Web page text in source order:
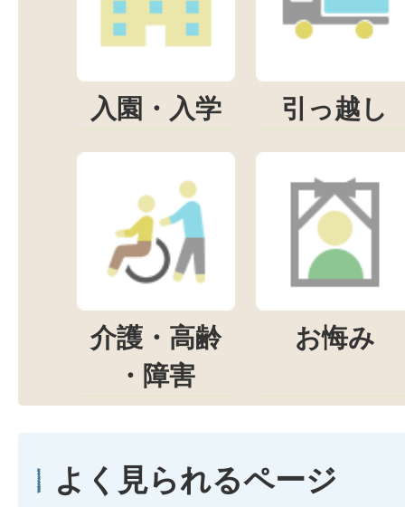
入園・入学 引っ越し
介護・高齢
・障害
お悔み
よく見られるページ